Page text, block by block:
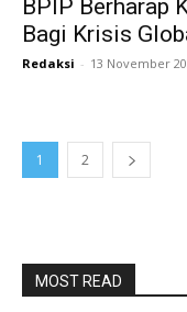
BPIP Berharap
Bagi Krisis
Redaksi - 13 November
1 2
MOST READ